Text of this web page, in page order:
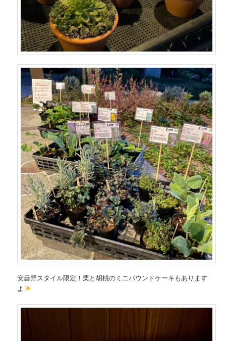
安曇野スタイル限定！栗と胡桃のミニパウンドケーキもあります
よ